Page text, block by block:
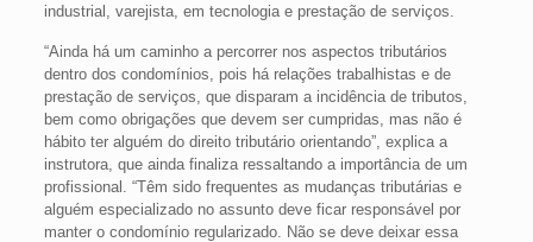
industrial, varejista, em tecnologia e prestação de serviços.
“Ainda há um caminho a percorrer nos aspectos tributários
dentro dos condomínios, pois há relações trabalhistas e de
prestação de serviços, que disparam a incidência de tributos,
bem como obrigações que devem ser cumpridas, mas não é
hábito ter alguém do direito tributário orientando”, explica a
instrutora, que ainda finaliza ressaltando a importância de um
profissional. “Têm sido frequentes as mudanças tributárias e
alguém especializado no assunto deve ficar responsável por
manter o condomínio regularizado. Não se deve deixar essa